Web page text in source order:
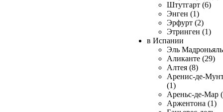
Штутгарт (6)
Энген (1)
Эрфурт (2)
Этринген (1)
в Испании
Эль
Аликанте (29)
Алтея (8)
Аренис-де-
(1)
Ареньс-де-Мар
Аржентона (1)